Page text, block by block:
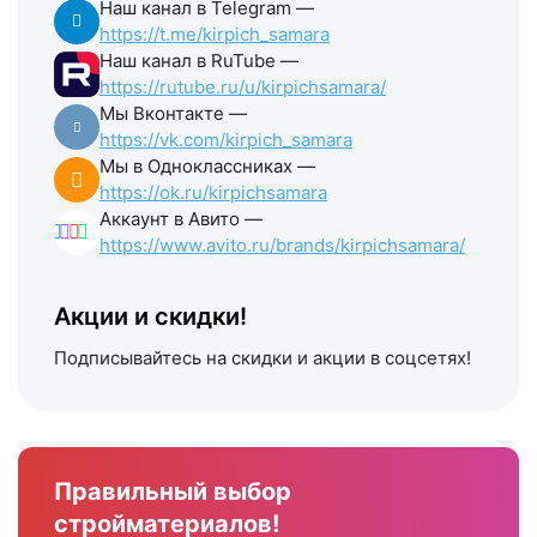
Наш канал в Telegram —
https://t.me/kirpich_samara
Наш канал в RuTube —
https://rutube.ru/u/kirpichsamara/
Мы Вконтакте —
https://vk.com/kirpich_samara
Мы в Одноклассниках —
https://ok.ru/kirpichsamara
Аккаунт в Авито —
https://www.avito.ru/brands/kirpichsamara/
Акции и скидки!
Подписывайтесь на скидки и акции в соцсетях!
Правильный выбор
стройматериалов!